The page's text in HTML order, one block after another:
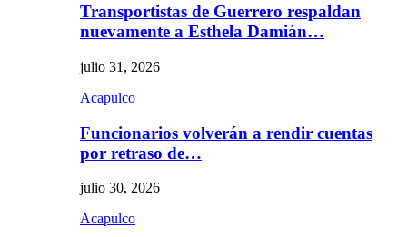
Transportistas de Guerrero respaldan
nuevamente a Esthela Damián…
julio 31, 2026
Acapulco
Funcionarios volverán a rendir cuentas
por retraso de…
julio 30, 2026
Acapulco